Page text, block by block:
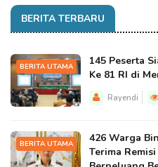
BERITA TERBARU
BERITA UTAMA
145 Peserta
Ke 81 RI di
Rayendi
BERITA UTAMA
426 Warga
Terima